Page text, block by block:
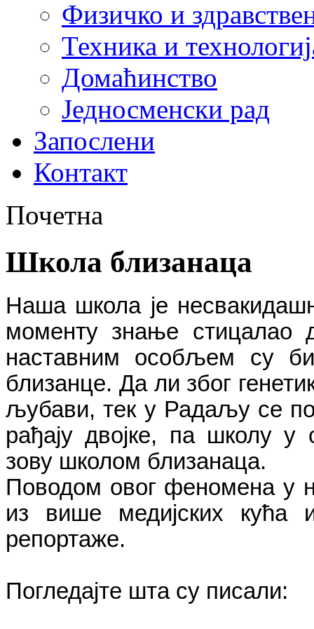
Физичко и
Техника и
Домаћинство
Једносменски рад
Запослени
Контакт
Почетна
Школа близанаца
Наша школа је
моменту знање стицалао
наставним особљем су
близанце. Да ли због
љубави, тек у Радаљу се
рађају двојке, па школу
зову школом близанаца.
Поводом овог феномена у
из више медијских кућа
репортаже.
Погледајте шта су писали: